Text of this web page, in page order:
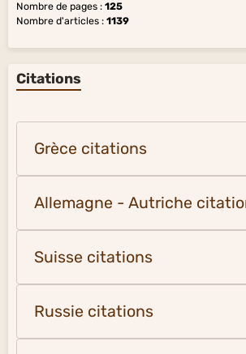
Nombre de pages : 125
Nombre d'articles : 1139
Citations
Grèce citations
Allemagne - Autriche
Suisse citations
Russie citations